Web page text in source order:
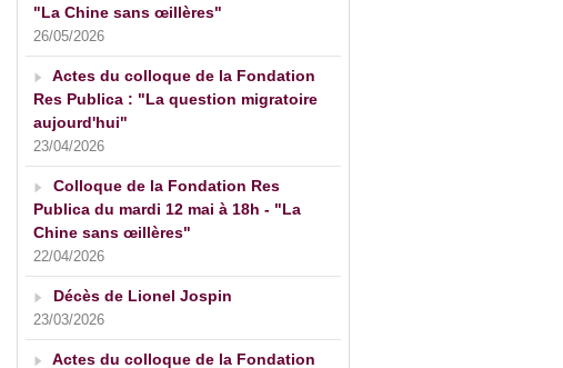
"La Chine sans œillères"
26/05/2026
Actes du colloque de la Fondation
Res Publica : "La question migratoire
aujourd'hui"
23/04/2026
Colloque de la Fondation Res
Publica du mardi 12 mai à 18h - "La
Chine sans œillères"
22/04/2026
Décès de Lionel Jospin
23/03/2026
Actes du colloque de la Fondation